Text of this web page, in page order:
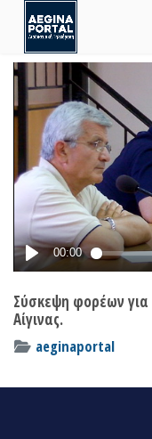
Σύσκεψη φορέων
Αίγινας.
aeginaportal